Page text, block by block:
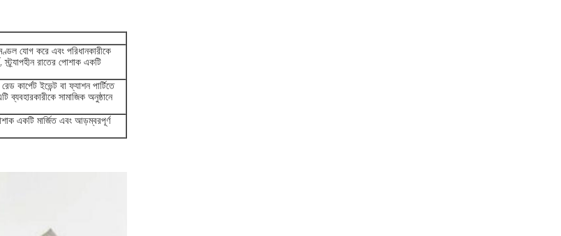
যোগ করে এবং পরিধানকারীকে
রাতের পোশাক একটি
কার্পেট ইভেন্ট বা ফ্যাশন পার্টিতে
সামাজিক অনুষ্ঠানে
একটি মার্জিত এবং আড়ম্বরপূর্ণ